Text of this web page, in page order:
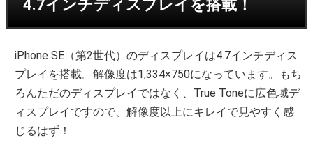
4.7インチディスプレイを搭載！
iPhone SE（第2世代）のディスプレイは4.7インチディス
プレイを搭載。解像度は1,334×750になっています。もち
ろんただのディスプレイではなく、True Toneに広色域デ
ィスプレイですので、解像度以上にキレイで見やすく感
じるはず！